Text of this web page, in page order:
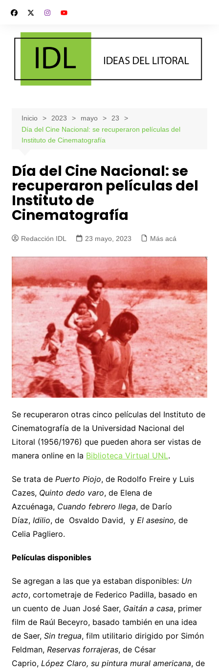
contenido
Inicio 2023 mayo
23
Día del Cine Nacional: se recuperaron películas del
Instituto de Cinematografía
Día del Cine Nacional: se
recuperaron películas del
Instituto de
Cinematografía
Redacción IDL 23 mayo, 2023 Más acá
Se recuperaron otras cinco películas del Instituto de
Cinematografía de la Universidad Nacional del
Litoral (1956/1976) que pueden ahora ser vistas de
manera online en la Biblioteca Virtual UNL.
Se trata de Puerto Piojo, de Rodolfo Freire y Luis
Cazes, Quinto dedo varo, de Elena de
Azcuénaga, Cuando febrero llega, de Darío
Díaz, Idilio, de Osvaldo David, y El asesino, de
Celia Pagliero.
Películas disponibles
Se agregan a las que ya estaban disponibles: Un
acto, cortometraje de Federico Padilla, basado en
un cuento de Juan José Saer, Gaitán a casa, primer
film de Raúl Beceyro, basado también en una idea
de Saer, Sin tregua, film utilitario dirigido por Simón
Feldman, Reservas forrajeras, de César
Caprio, López Claro, su pintura mural americana, de